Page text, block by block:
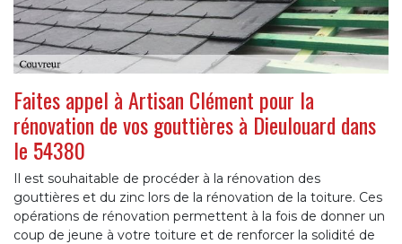
Faites appel à Artisan Clément pour la
rénovation de vos gouttières à Dieulouard dans
le 54380
Il est souhaitable de procéder à la rénovation des
gouttières et du zinc lors de la rénovation de la toiture. Ces
opérations de rénovation permettent à la fois de donner un
coup de jeune à votre toiture et de renforcer la solidité de